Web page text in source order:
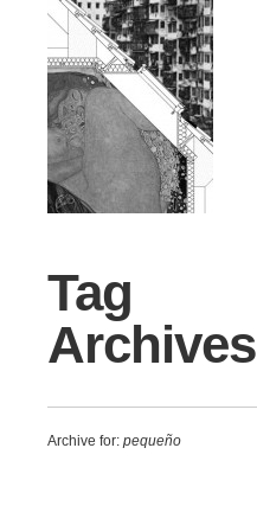
Tag
Archives
Archive for: pequeño